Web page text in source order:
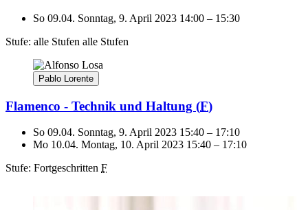
So 09.04. Sonntag, 9. April 2023 14:00 – 15:30
Stufe: alle Stufen alle Stufen
Pablo Lorente
Flamenco - Technik und Haltung (F)
So 09.04. Sonntag, 9. April 2023 15:40 – 17:10
Mo 10.04. Montag, 10. April 2023 15:40 – 17:10
Stufe: Fortgeschritten F